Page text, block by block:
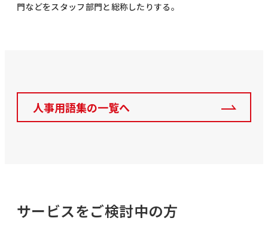
門などをスタッフ部門と総称したりする。
人事用語集の一覧へ
サービスをご検討中の方